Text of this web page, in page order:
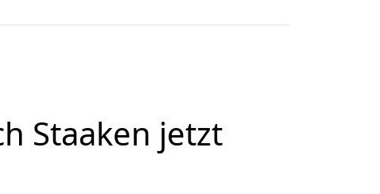
Staaken jetzt